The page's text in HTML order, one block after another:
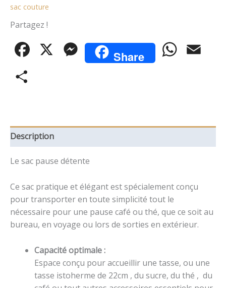
sac couture
Partagez !
Facebook MessengerShare WhatsApp
Description
Le sac pause détente
Ce sac pratique et élégant est spécialement conçu
pour transporter en toute simplicité tout le
nécessaire pour une pause café ou thé, que ce soit au
bureau, en voyage ou lors de sorties en extérieur.
Capacité optimale :
Espace conçu pour accueillir une tasse, ou une
tasse istoherme de 22cm , du sucre, du thé , du